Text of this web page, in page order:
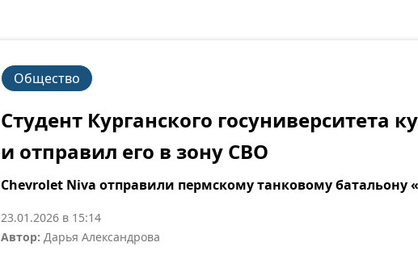
Общество
Студент Курганского госуниверситета
и отправил его в зону СВО
Chevrolet Niva отправили пермскому танковому батальону
23.01.2026 в 15:14
Автор: Дарья Александрова